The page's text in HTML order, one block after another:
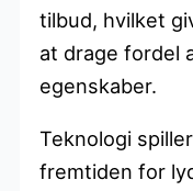
tilbud, hvilket
at drage fordel
egenskaber.
Teknologi
fremtiden for